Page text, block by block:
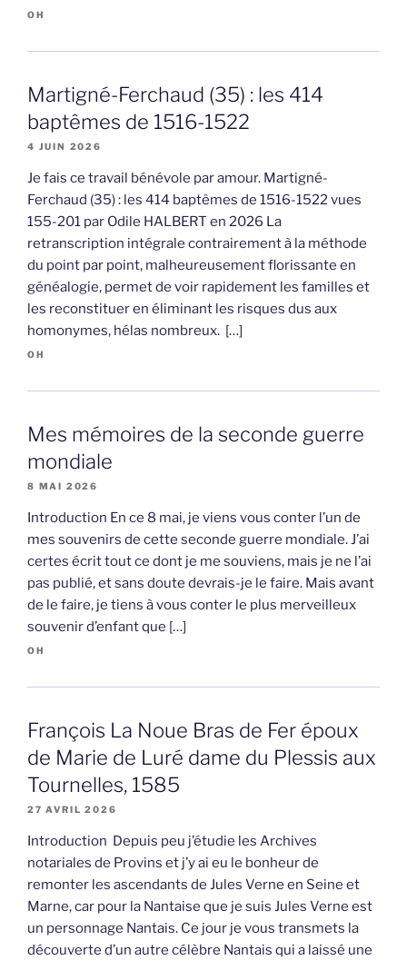
OH
Martigné-Ferchaud (35) : les 414
baptêmes de 1516-1522
4 JUIN 2026
Je fais ce travail bénévole par amour. Martigné-
Ferchaud (35) : les 414 baptêmes de 1516-1522 vues
155-201 par Odile HALBERT en 2026 La
retranscription intégrale contrairement à la méthode
du point par point, malheureusement florissante en
généalogie, permet de voir rapidement les familles et
les reconstituer en éliminant les risques dus aux
homonymes, hélas nombreux. […]
OH
Mes mémoires de la seconde guerre
mondiale
8 MAI 2026
Introduction En ce 8 mai, je viens vous conter l’un de
mes souvenirs de cette seconde guerre mondiale. J’ai
certes écrit tout ce dont je me souviens, mais je ne l’ai
pas publié, et sans doute devrais-je le faire. Mais avant
de le faire, je tiens à vous conter le plus merveilleux
souvenir d’enfant que […]
OH
François La Noue Bras de Fer époux
de Marie de Luré dame du Plessis aux
Tournelles, 1585
27 AVRIL 2026
Introduction Depuis peu j’étudie les Archives
notariales de Provins et j’y ai eu le bonheur de
remonter les ascendants de Jules Verne en Seine et
Marne, car pour la Nantaise que je suis Jules Verne est
un personnage Nantais. Ce jour je vous transmets la
découverte d’un autre célèbre Nantais qui a laissé une